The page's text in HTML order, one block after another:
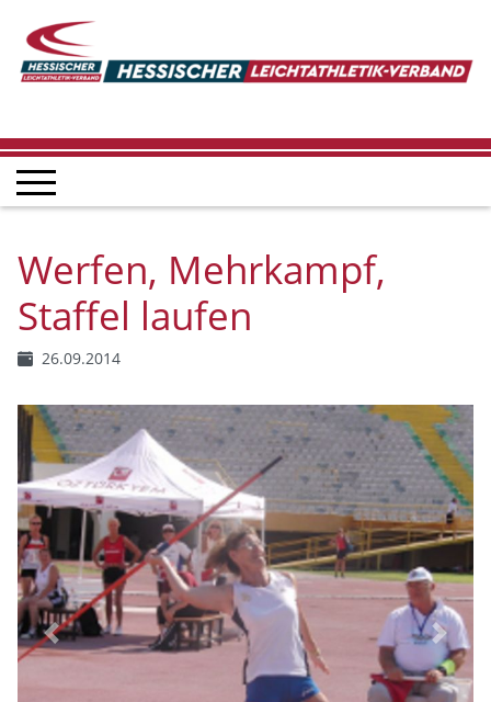
Werfen, Mehrkampf,
Staffel laufen
26.09.2014
Previous Next